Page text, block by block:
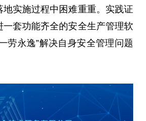
实施过程中困难重重。实践证
一套功能齐全的安全生产管理软
劳永逸”解决自身安全管理问题